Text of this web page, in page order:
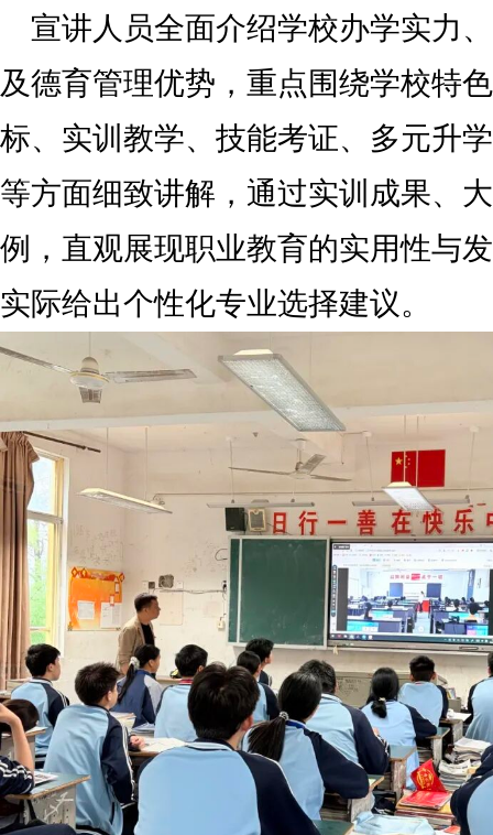
宣讲人员全面介绍学校办学实力
及德育管理优势，重点围绕学校特
标、实训教学、技能考证、多元升
等方面细致讲解，通过实训成果、
例，直观展现职业教育的实用性与
实际给出个性化专业选择建议。